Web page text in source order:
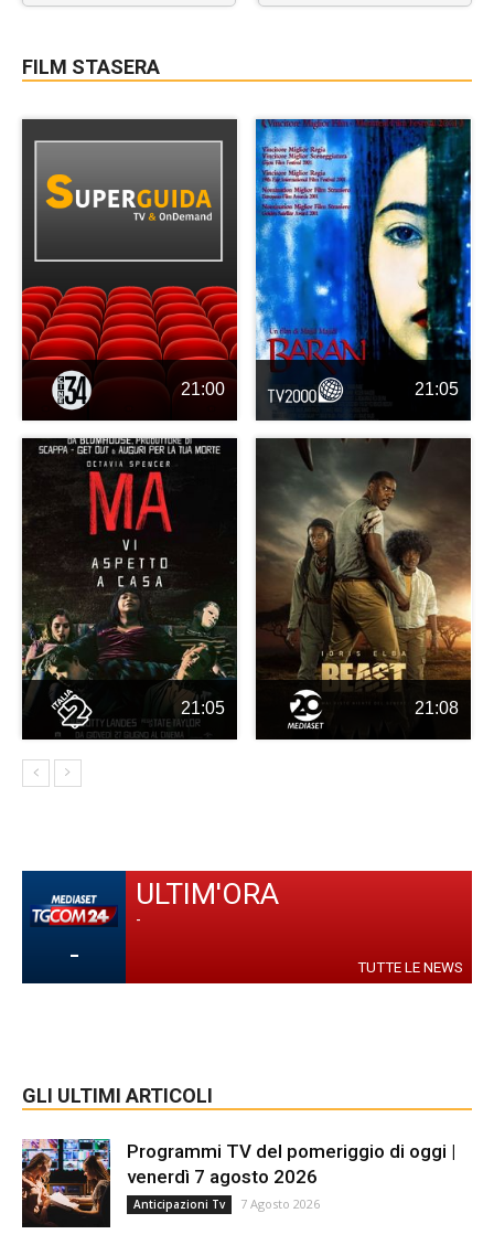
FILM STASERA
21:00 21:05
21:05 21:08
-
ULTIM'ORA
-
TUTTE LE NEWS
GLI ULTIMI ARTICOLI
Programmi TV del pomeriggio di oggi |
venerdì 7 agosto 2026
Anticipazioni Tv 7 Agosto 2026